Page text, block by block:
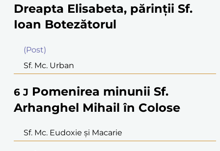
Dreapta Elisabeta, părinţii Sf.
Ioan Botezătorul
(Post)
Sf. Mc. Urban
6 J Pomenirea minunii Sf.
Arhanghel Mihail în Colose
Sf. Mc. Eudoxie şi Macarie